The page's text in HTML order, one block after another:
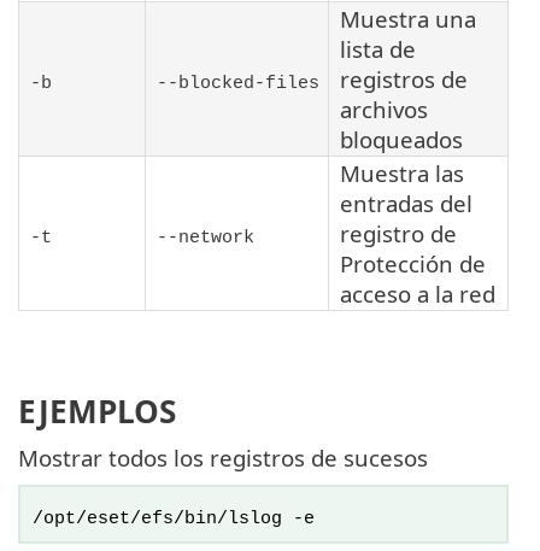
-b --blocked-files
Muestra una
lista de
registros de
archivos
bloqueados
-t --network
Muestra las
entradas del
registro de
Protección de
acceso a la red
EJEMPLOS
Mostrar todos los registros de sucesos
/opt/eset/efs/bin/lslog -e